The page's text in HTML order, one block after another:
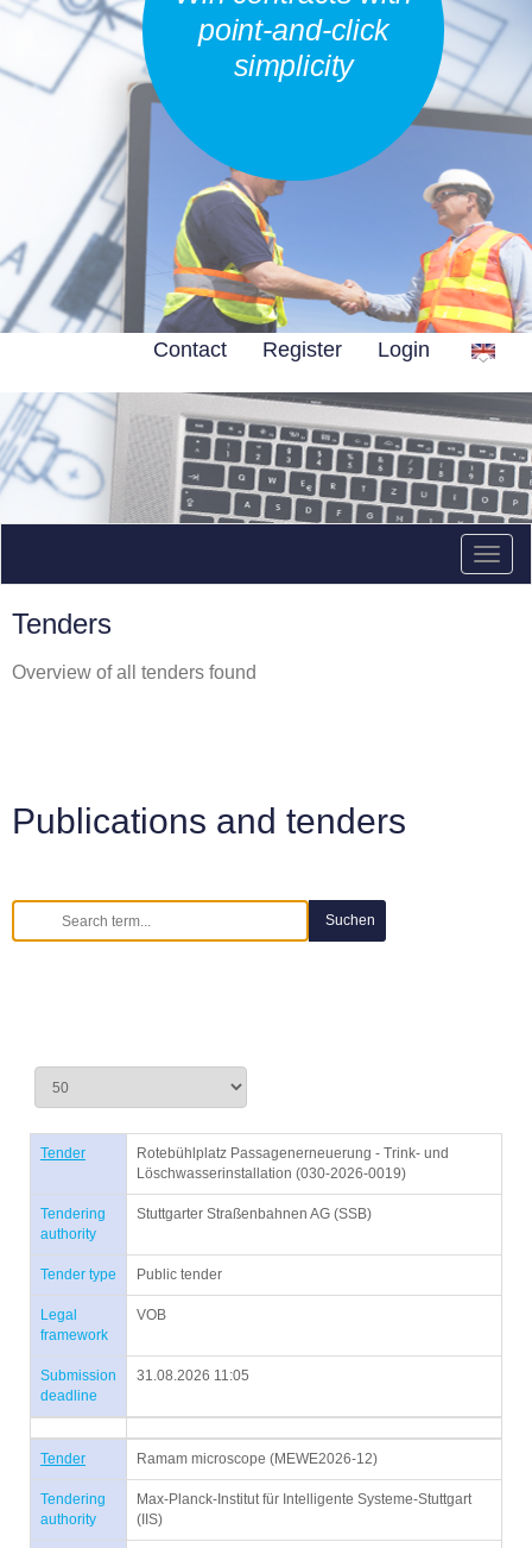
point-and-click
simplicity
Contact Register Login
Tenders
Overview of all tenders found
Publications and tenders
Tender
Rotebühlplatz Passagenerneuerung - Trink- und
Löschwasserinstallation (030-2026-0019)
Tendering
authority
Stuttgarter Straßenbahnen AG (SSB)
Tender type Public tender
Legal
framework
VOB
Submission
deadline
31.08.2026 11:05
Tender Ramam microscope (MEWE2026-12)
Tendering
authority
Max-Planck-Institut für Intelligente Systeme-Stuttgart
(IIS)